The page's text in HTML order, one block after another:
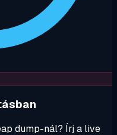
dump-nál? Írj a live